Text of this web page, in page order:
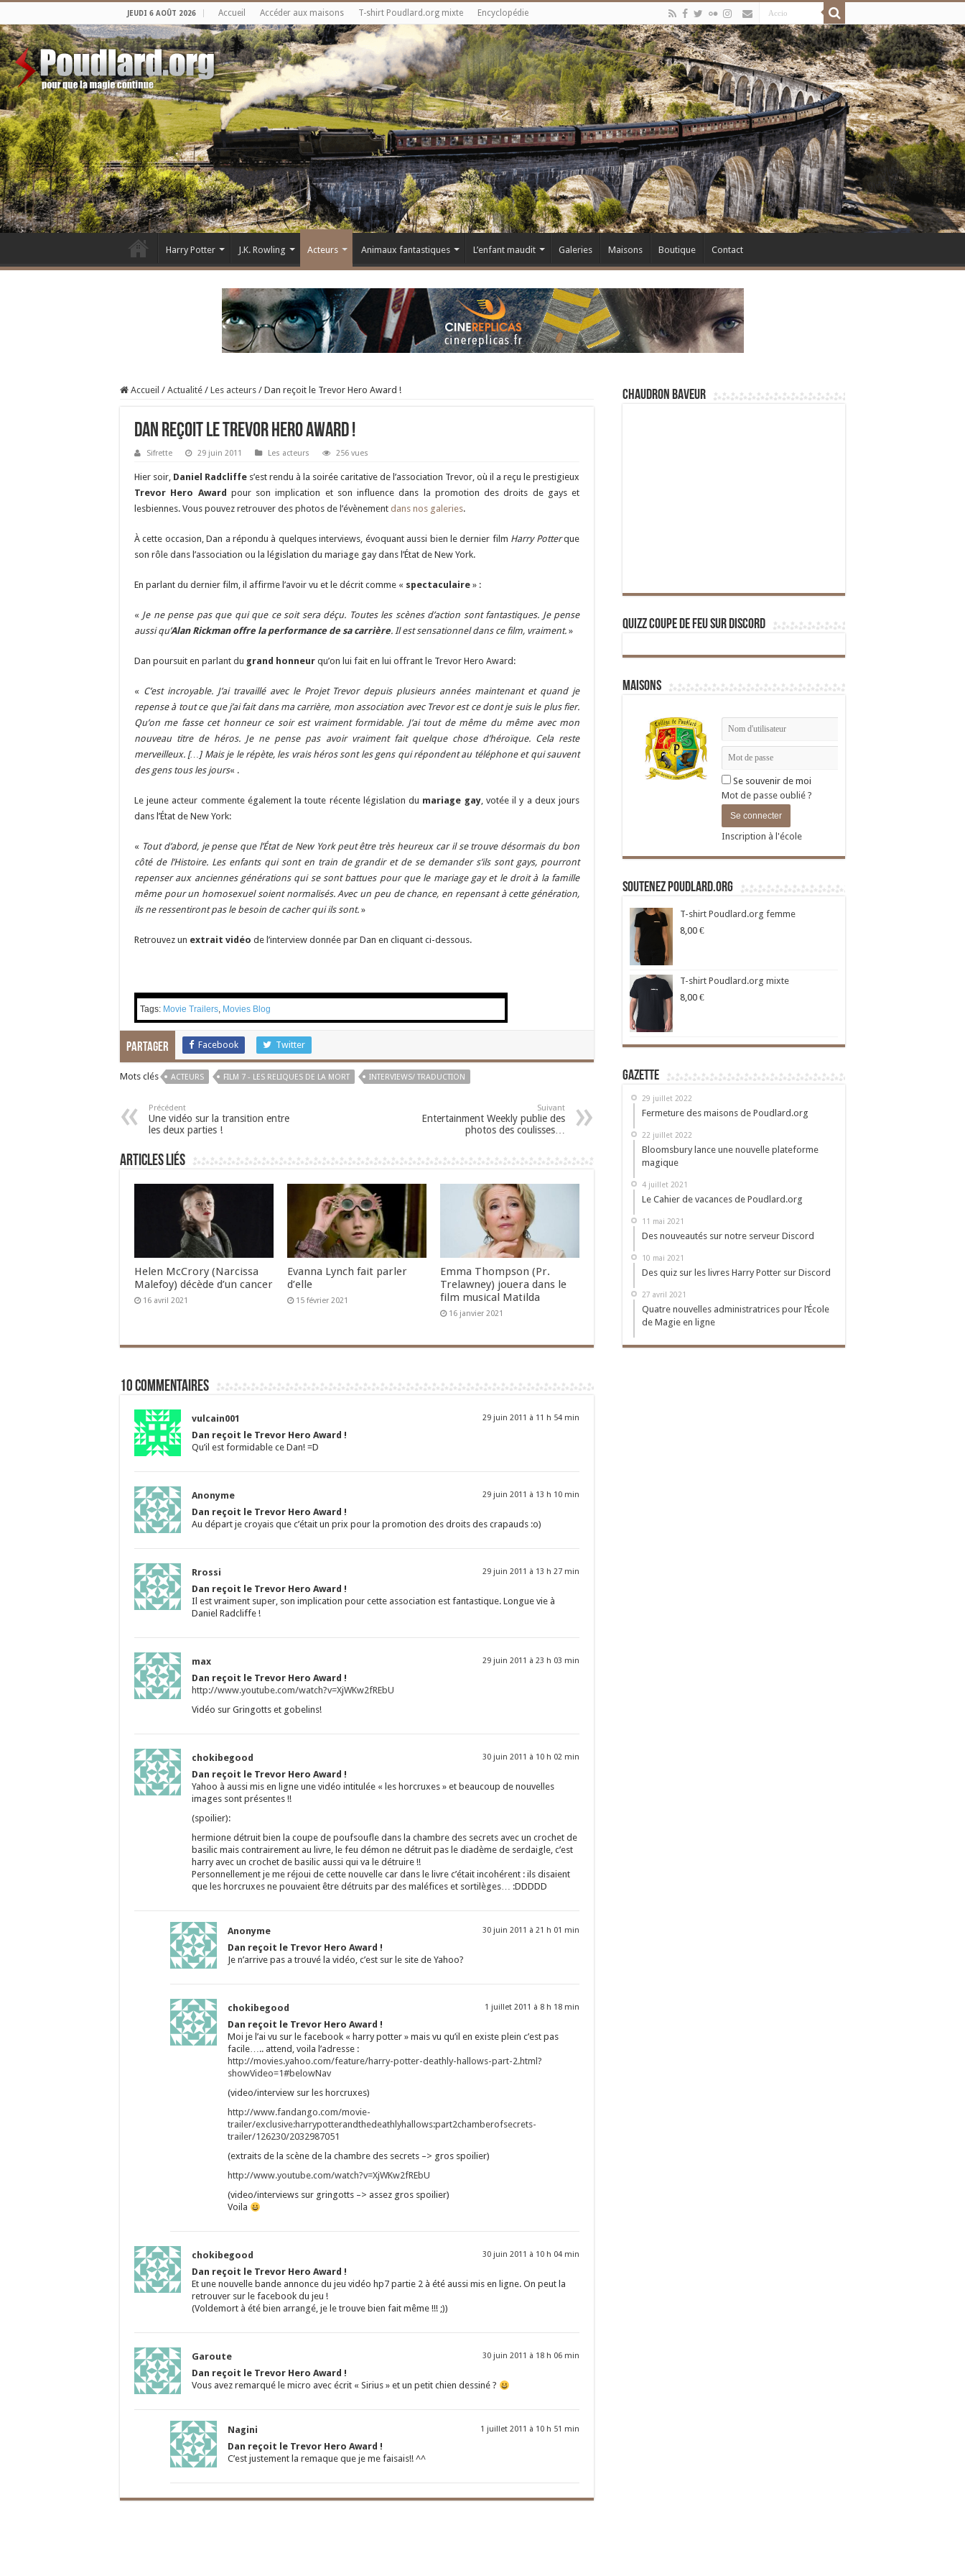
JEUDI 6 AOÛT 2026 Accueil Accéder aux maisons T-shirt Poudlard.org mixte Encyclopédie
Harry Potter J.K. Rowling Acteurs Animaux fantastiques L’enfant maudit Galeries Maisons Boutique Contact
Accueil / Actualité / Les acteurs / Dan reçoit le Trevor Hero Award !
Dan reçoit le Trevor Hero Award !
Sifrette 29 juin 2011 Les acteurs 256 vues
Hier soir, Daniel Radcliffe s’est rendu à la soirée caritative de l’association Trevor, où il a reçu le prestigieux
Trevor Hero Award pour son implication et son influence dans la promotion des droits de gays et
lesbiennes. Vous pouvez retrouver des photos de l’évènement dans nos galeries.
À cette occasion, Dan a répondu à quelques interviews, évoquant aussi bien le dernier film Harry Potterque
son rôle dans l’association ou la législation du mariage gay dans l’État de New York.
En parlant du dernier film, il affirme l’avoir vu et le décrit comme « spectaculaire » :
« Je ne pense pas que qui que ce soit sera déçu. Toutes les scènes d’action sont fantastiques. Je pense
aussi qu’Alan Rickman offre la performance de sa carrière. Il est sensationnel dans ce film, vraiment. »
Dan poursuit en parlant du grand honneur qu’on lui fait en lui offrant le Trevor Hero Award:
« C’est incroyable. J’ai travaillé avec le Projet Trevor depuis plusieurs années maintenant et quand je
repense à tout ce que j’ai fait dans ma carrière, mon association avec Trevor est ce dont je suis le plus fier.
Qu’on me fasse cet honneur ce soir est vraiment formidable. J’ai tout de même du même avec mon
nouveau titre de héros. Je ne pense pas avoir vraiment fait quelque chose d’héroïque. Cela reste
merveilleux. […] Mais je le répète, les vrais héros sont les gens qui répondent au téléphone et qui sauvent
des gens tous les jours« .
Le jeune acteur commente également la toute récente législation du mariage gay, votée il y a deux jours
dans l’État de New York:
« Tout d’abord, je pense que l’État de New York peut être très heureux car il se trouve désormais du bon
côté de l’Histoire. Les enfants qui sont en train de grandir et de se demander s’ils sont gays, pourront
repenser aux anciennes générations qui se sont battues pour que le mariage gay et le droit à la famille
même pour un homosexuel soient normalisés. Avec un peu de chance, en repensant à cette génération,
ils ne ressentiront pas le besoin de cacher qui ils sont. »
Retrouvez un extrait vidéo de l’interview donnée par Dan en cliquant ci-dessous.
Tags: Movie Trailers, Movies Blog
Partager Facebook Twitter
Mots clés ACTEURS FILM 7 - LES RELIQUES DE LA MORT INTERVIEWS/ TRADUCTION
Précédent
Une vidéo sur la transition entre
les deux parties !
Suivant
Entertainment Weekly publie des
photos des coulisses…
Articles liés
Helen McCrory (Narcissa
Malefoy) décède d’un cancer
16 avril 2021
Evanna Lynch fait parler
d’elle
15 février 2021
Emma Thompson (Pr.
Trelawney) jouera dans le
film musical Matilda
16 janvier 2021
10 commentaires
vulcain001 29 juin 2011 à 11 h 54 min
Dan reçoit le Trevor Hero Award !
Qu’il est formidable ce Dan! =D
Anonyme 29 juin 2011 à 13 h 10 min
Dan reçoit le Trevor Hero Award !
Au départ je croyais que c’était un prix pour la promotion des droits des crapauds :o)
Rrossi 29 juin 2011 à 13 h 27 min
Dan reçoit le Trevor Hero Award !
Il est vraiment super, son implication pour cette association est fantastique. Longue vie à
Daniel Radcliffe !
max 29 juin 2011 à 23 h 03 min
Dan reçoit le Trevor Hero Award !
http://www.youtube.com/watch?v=XjWKw2fREbU
Vidéo sur Gringotts et gobelins!
chokibegood 30 juin 2011 à 10 h 02 min
Dan reçoit le Trevor Hero Award !
Yahoo à aussi mis en ligne une vidéo intitulée « les horcruxes » et beaucoup de nouvelles
images sont présentes !!
(spoilier):
hermione détruit bien la coupe de poufsoufle dans la chambre des secrets avec un crochet de
basilic mais contrairement au livre, le feu démon ne détruit pas le diadème de serdaigle, c’est
harry avec un crochet de basilic aussi qui va le détruire !!
Personnellement je me réjoui de cette nouvelle car dans le livre c’était incohérent : ils disaient
que les horcruxes ne pouvaient être détruits par des maléfices et sortilèges… :DDDDD
Anonyme 30 juin 2011 à 21 h 01 min
Dan reçoit le Trevor Hero Award !
Je n’arrive pas a trouvé la vidéo, c’est sur le site de Yahoo?
chokibegood 1 juillet 2011 à 8 h 18 min
Dan reçoit le Trevor Hero Award !
Moi je l’ai vu sur le facebook « harry potter » mais vu qu’il en existe plein c’est pas
facile….. attend, voila l’adresse :
http://movies.yahoo.com/feature/harry-potter-deathly-hallows-part-2.html?
showVideo=1#belowNav
(video/interview sur les horcruxes)
http://www.fandango.com/movie-
trailer/exclusive:harrypotterandthedeathlyhallows:part2chamberofsecrets-
trailer/126230/2032987051
(extraits de la scène de la chambre des secrets –> gros spoilier)
http://www.youtube.com/watch?v=XjWKw2fREbU
(video/interviews sur gringotts –> assez gros spoilier)
Voila
chokibegood 30 juin 2011 à 10 h 04 min
Dan reçoit le Trevor Hero Award !
Et une nouvelle bande annonce du jeu vidéo hp7 partie 2 à été aussi mis en ligne. On peut la
retrouver sur le facebook du jeu !
(Voldemort à été bien arrangé, je le trouve bien fait même !!! ;))
Garoute 30 juin 2011 à 18 h 06 min
Dan reçoit le Trevor Hero Award !
Vous avez remarqué le micro avec écrit « Sirius » et un petit chien dessiné ?
Nagini 1 juillet 2011 à 10 h 51 min
Dan reçoit le Trevor Hero Award !
C’est justement la remaque que je me faisais!! ^^
Chaudron Baveur
Quizz Coupe de Feu sur Discord
Maisons
Se souvenir de moi
Mot de passe oublié ?
Inscription à l'école
Soutenez Poudlard.org
T-shirt Poudlard.org femme
8,00 €
T-shirt Poudlard.org mixte
8,00 €
Gazette
29 juillet 2022
Fermeture des maisons de Poudlard.org
22 juillet 2022
Bloomsbury lance une nouvelle plateforme
magique
4 juillet 2021
Le Cahier de vacances de Poudlard.org
11 mai 2021
Des nouveautés sur notre serveur Discord
10 mai 2021
Des quiz sur les livres Harry Potter sur Discord
27 avril 2021
Quatre nouvelles administratrices pour l’École
de Magie en ligne